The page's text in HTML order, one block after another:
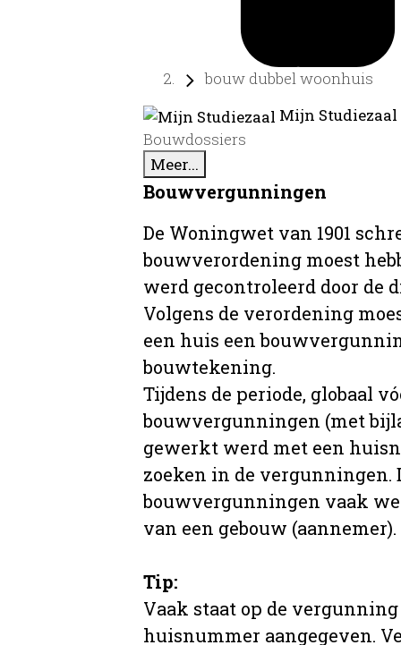
bouw dubbel woonhuis
Mijn
Bouwdossiers
Meer...
Bouwvergunningen
De Woningwet van 1901
bouwverordening moest
werd gecontroleerd door de
Volgens de verordening
een huis een
bouwtekening.
Tijdens de periode, globaal
bouwvergunningen (met
gewerkt werd met een
zoeken in de vergunningen.
bouwvergunningen vaak
van een gebouw (aannemer).
Tip:
Vaak staat op de
huisnummer aangegeven.